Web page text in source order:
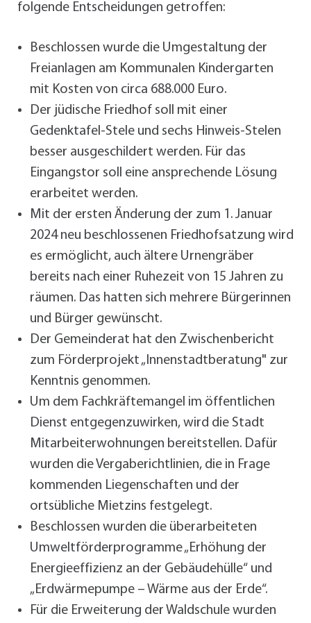
folgende Entscheidungen getroffen:
Beschlossen wurde die Umgestaltung der
Freianlagen am Kommunalen Kindergarten
mit Kosten von circa 688.000 Euro.
Der jüdische Friedhof soll mit einer
Gedenktafel-Stele und sechs Hinweis-Stelen
besser ausgeschildert werden. Für das
Eingangstor soll eine ansprechende Lösung
erarbeitet werden.
Mit der ersten Änderung der zum 1. Januar
2024 neu beschlossenen Friedhofsatzung wird
es ermöglicht, auch ältere Urnengräber
bereits nach einer Ruhezeit von 15 Jahren zu
räumen. Das hatten sich mehrere Bürgerinnen
und Bürger gewünscht.
Der Gemeinderat hat den Zwischenbericht
zum Förderprojekt „Innenstadtberatung" zur
Kenntnis genommen.
Um dem Fachkräftemangel im öffentlichen
Dienst entgegenzuwirken, wird die Stadt
Mitarbeiterwohnungen bereitstellen. Dafür
wurden die Vergaberichtlinien, die in Frage
kommenden Liegenschaften und der
ortsübliche Mietzins festgelegt.
Beschlossen wurden die überarbeiteten
Umweltförderprogramme „Erhöhung der
Energieeffizienz an der Gebäudehülle“ und
„Erdwärmepumpe – Wärme aus der Erde“.
Für die Erweiterung der Waldschule wurden